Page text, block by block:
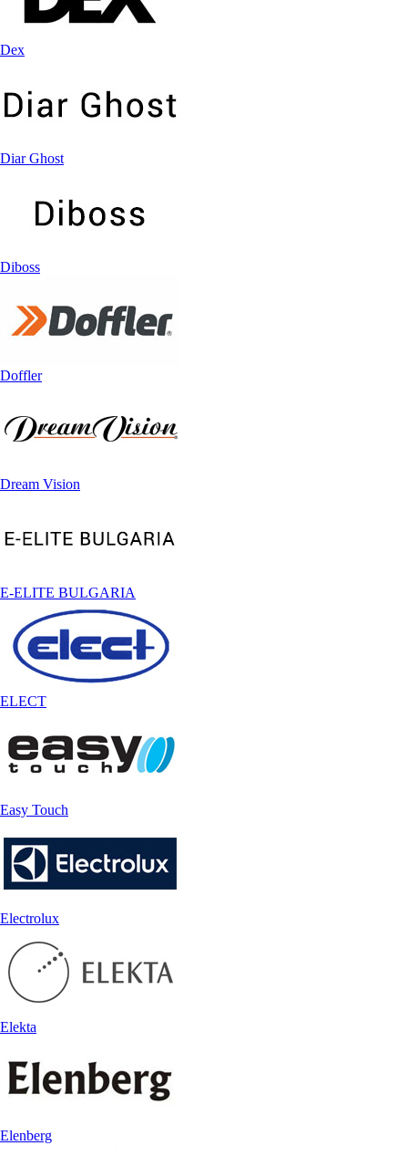
Dex
Diar Ghost
Diboss
Doffler
Dream Vision
E-ELITE BULGARIA
ELECT
Easy Touch
Electrolux
Elekta
Elenberg